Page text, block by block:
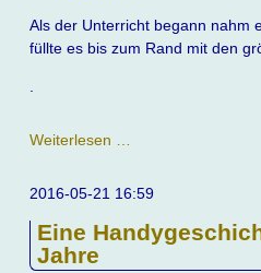
Als der Unterricht begann nahm
füllte es bis zum Rand mit den
.
Weiterlesen …
Geschichte
Bier
2016-05-21 16:59
Eine
Jahre